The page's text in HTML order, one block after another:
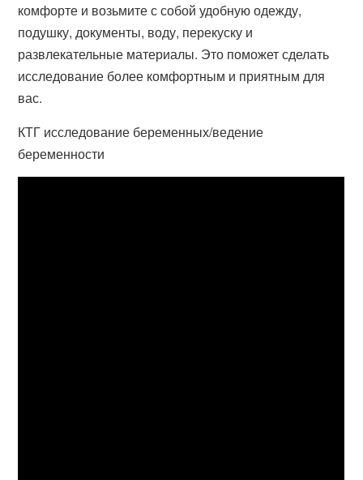
комфорте и возьмите с собой удобную одежду,
подушку, документы, воду, перекуску и
развлекательные материалы. Это поможет сделать
исследование более комфортным и приятным для
вас.
КТГ исследование беременных/ведение
беременности